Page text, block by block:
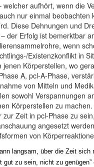
aufhört, wenn die
nur einmal
Diese Dehnungen und
Erfolg ist bemerktbar
wenn
Existenzkonflikt in
Körperstellen, wo
A, pcl-A-Phase,
sowohl Verspannungen
Körperstellen zu
Zeit in pcl-Phase zu
angesetzt
von
langsam, über die Zeit
zu sein, nicht zu